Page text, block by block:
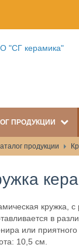
ПРОДУКЦИИ
продукции
кружка,
в
или
10,5 см.